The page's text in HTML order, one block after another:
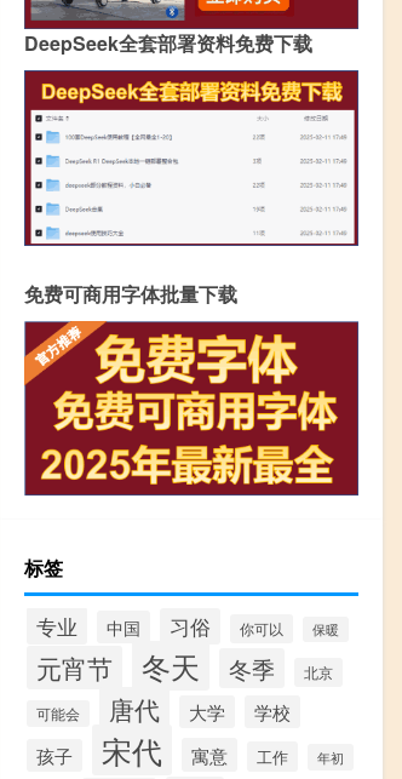
DeepSeek全套部署资料免费下载
免费可商用字体批量下载
标签
专业 中国 习俗 你可以 保暖
元宵节 冬天 冬季 北京
可能会 唐代 大学
学校
孩子
宋代 寓意 工作 年初